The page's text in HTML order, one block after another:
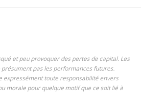
et peu provoquer des pertes de capital. Les
pas les performances futures.
expressément toute responsabilité envers
morale pour quelque motif que ce soit lié à